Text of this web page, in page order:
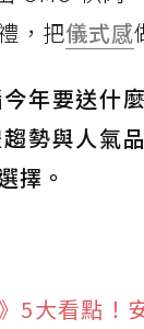
，把儀式感
年要送什
勢與人氣
擇。
5大看點！